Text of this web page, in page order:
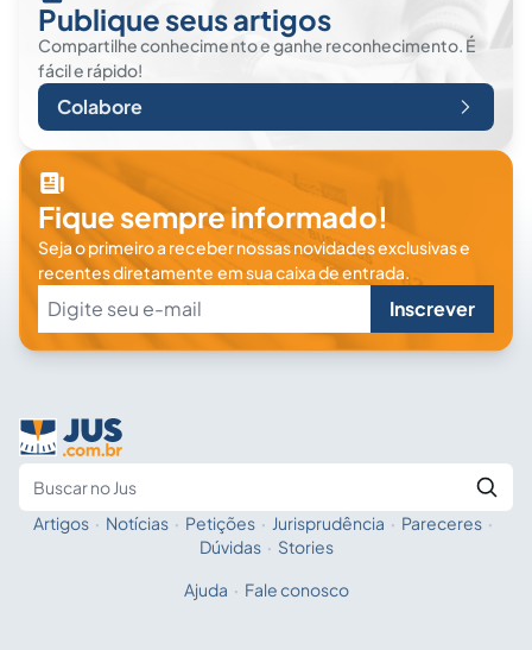
Publique seus artigos
Compartilhe conhecimento e ganhe reconhecimento. É
fácil e rápido!
Colabore
Fique sempre informado!
Seja o primeiro a receber nossas novidades exclusivas e
recentes diretamente em sua caixa de entrada.
Inscrever
Fale com a IA
Artigos · Notícias · Petições · Jurisprudência · Pareceres ·
Dúvidas · Stories
Ajuda · Fale conosco